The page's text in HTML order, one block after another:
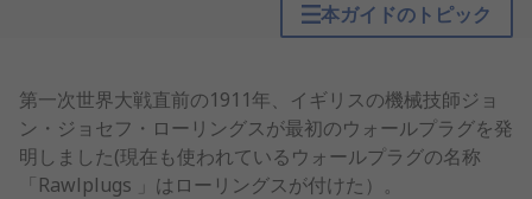
本ガイドのトピック
第一次世界大戦直前の1911年、イギリスの機械技師ジョ
ン・ジョセフ・ローリングスが最初のウォールプラグを発
明しました(現在も使われているウォールプラグの名称
「Rawlplugs 」はローリングスが付けた）。